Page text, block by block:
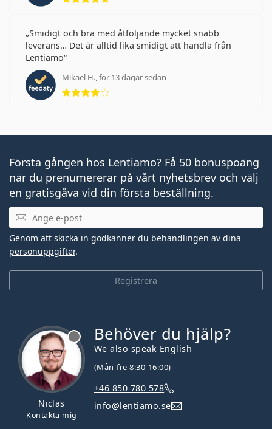
Smidigt och bra med åtföljande mycket snabb
leverans… Det är alltid lika smidigt att handla från
Lentiamo
Mikael H., för 13 dagar sedan
Betyg 4 av 5
Första gången hos Lentiamo? Få 50 bonuspoäng
när du prenumererar på vårt nyhetsbrev och välj
en gratisgåva vid din första beställning.
Mejladress
Registrera
Genom att skicka in godkänner du behandlingen av dina
personuppgifter.
Niclas
Kontakta mig
Behöver du hjälp?
We also speak English
(Mån-fre 8:30-16:00)
+46 850 780 578
info@lentiamo.se